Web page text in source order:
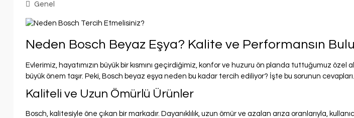
Genel
Neden Bosch Beyaz Eşya? Kalite ve Performansın
Evlerimiz, hayatımızın büyük bir kısmını geçirdiğimiz, konfor ve huzuru ön planda tuttuğumuz
büyük önem taşır. Peki, Bosch beyaz eşya neden bu kadar tercih ediliyor? İşte bu sorunun
Kaliteli ve Uzun Ömürlü Ürünler
Bosch, kalitesiyle öne çıkan bir markadır. Dayanıklılık, uzun ömür ve azalan arıza oranlarıyla,